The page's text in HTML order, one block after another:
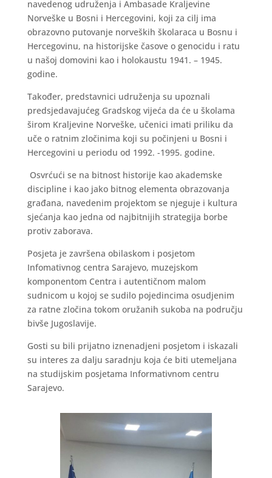
navedenog udruženja i Ambasade Kraljevine
Norveške u Bosni i Hercegovini, koji za cilj ima
obrazovno putovanje norveških školaraca u Bosnu i
Hercegovinu, na historijske časove o genocidu i ratu
u našoj domovini kao i holokaustu 1941. – 1945.
godine.
Također, predstavnici udruženja su upoznali
predsjedavajućeg Gradskog vijeća da će u školama
širom Kraljevine Norveške, učenici imati priliku da
uče o ratnim zločinima koji su počinjeni u Bosni i
Hercegovini u periodu od 1992. -1995. godine.
Osvrćući se na bitnost historije kao akademske
discipline i kao jako bitnog elementa obrazovanja
građana, navedenim projektom se njeguje i kultura
sjećanja kao jedna od najbitnijih strategija borbe
protiv zaborava.
Posjeta je završena obilaskom i posjetom
Infomativnog centra Sarajevo, muzejskom
komponentom Centra i autentičnom malom
sudnicom u kojoj se sudilo pojedincima osudjenim
za ratne zločina tokom oružanih sukoba na području
bivše Jugoslavije.
Gosti su bili prijatno iznenadjeni posjetom i iskazali
su interes za dalju saradnju koja će biti utemeljana
na studijskim posjetama Informativnom centru
Sarajevo.